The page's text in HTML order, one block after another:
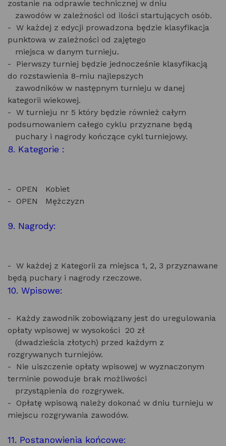
zostanie na odprawie technicznej w dniu
zawodów w zależności od ilości startujących osób.
- W każdej z edycji prowadzona będzie klasyfikacja
punktowa w zależności od zajętego
miejsca w danym turnieju.
- Pierwszy turniej będzie jednocześnie klasyfikacją
do rozstawienia 8-miu najlepszych
zawodników w następnym turnieju w danej
kategorii wiekowej.
- W turnieju nr 5 który będzie również całym
podsumowaniem całego cyklu przyznane będą
puchary i nagrody kończące cykl turniejowy.
8. Kategorie :
- OPEN Kobiet
- OPEN Mężczyzn
9. Nagrody:
- W każdej z Kategorii za miejsca 1, 2, 3 przyznawane
będą puchary i nagrody rzeczowe.
10. Wpisowe:
- Każdy zawodnik zobowiązany jest do uregulowania
opłaty wpisowej w wysokości 20 zł
(dwadzieścia złotych) przed każdym z
rozgrywanych turniejów.
- Nie uiszczenie opłaty wpisowej w wyznaczonym
terminie powoduje brak możliwości
przystąpienia do rozgrywek.
- Opłatę wpisową należy dokonać w dniu turnieju w
miejscu rozgrywania zawodów.
11. Postanowienia końcowe: